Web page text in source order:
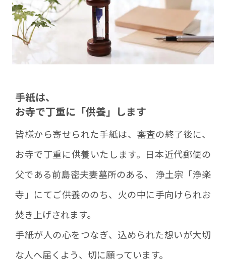
⼿紙は、
お寺で丁重に「供養」します
皆様から寄せられた手紙は、審査の終了後に、
お寺で丁重に供養いたします。日本近代郵便の
父である前島密夫妻墓所のある、 浄土宗「浄楽
寺」にてご供養ののち、火の中に手向けられお
焚き上げされます。
手紙が人の心をつなぎ、込められた想いが大切
な人へ届くよう、切に願っています。